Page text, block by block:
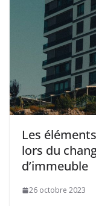
Les
lors du
d’immeuble
26 octobre 2023